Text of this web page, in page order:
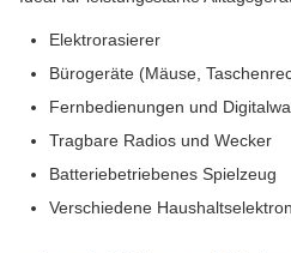
Elektrorasierer
Bürogeräte (Mäuse,
Fernbedienungen und
Tragbare Radios und Wecker
Batteriebetriebenes Spielzeug
Verschiedene